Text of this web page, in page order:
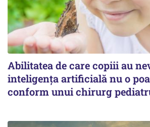
Abilitatea de care copiii au
inteligența artificială nu o
conform unui chirurg